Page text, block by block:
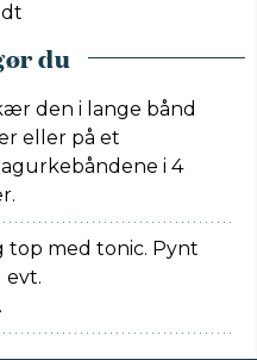
du
den i lange bånd
eller på et
i 4
top med tonic. Pynt
evt.